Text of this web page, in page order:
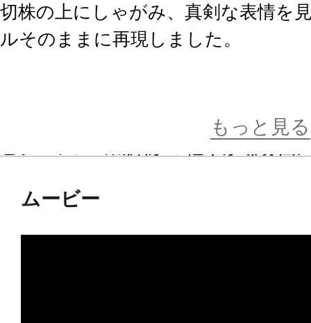
切株の上にしゃがみ、真剣な表情を
ルそのままに再現しました。
烏が飛び立とうとする一瞬も絶妙に
もっと見る
ムービー